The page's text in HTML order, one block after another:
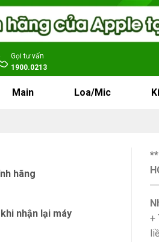
Gọi tư vấn
1900.0213
Main Loa/Mic
hãng
nhận lại máy
+